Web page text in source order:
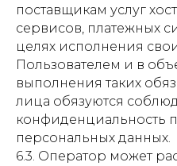
поставщикам услуг
сервисов, платежных
целях исполнения
Пользователем и в
выполнения таких
лица обязуются
конфиденциальность
персональных данных.
6.3. Оператор может